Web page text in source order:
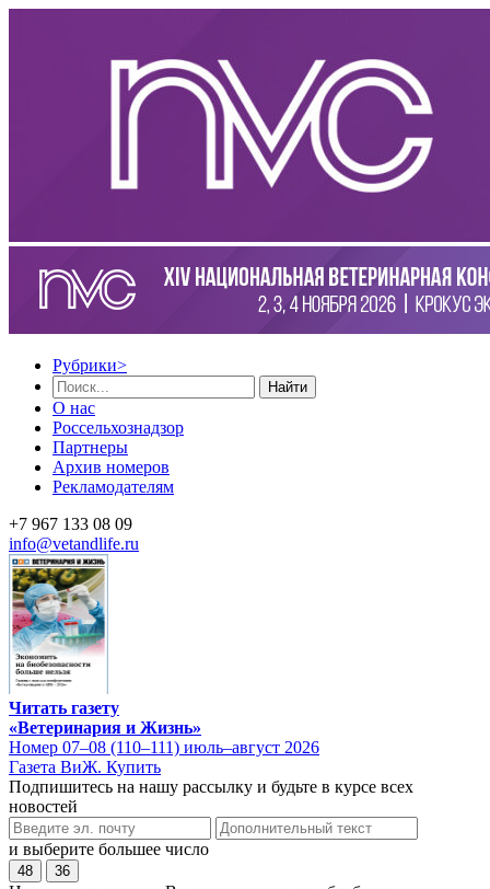
Рубрики>
Найти
О нас
Россельхознадзор
Партнеры
Архив номеров
Рекламодателям
+7 967 133 08 09
info@vetandlife.ru
Читать газету
«Ветеринария и Жизнь»
Номер 07–08 (110–111) июль–август 2026
Газета ВиЖ. Купить
Подпишитесь на нашу рассылку и будьте в курсе всех
новостей
и выберите большее число
48 36